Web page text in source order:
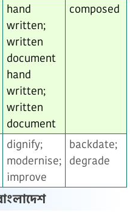
hand
written;
written
document
hand
written;
written
document
composed
dignify;
modernise;
improve
backdate;
degrade